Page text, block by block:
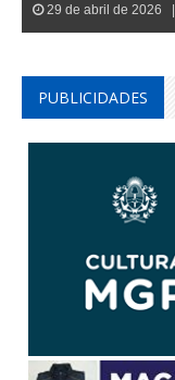
29 de abril de 2026 |
PUBLICIDADES